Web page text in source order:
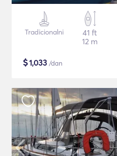
Tradicionalni
41 ft
12 m
$1,033 /dan